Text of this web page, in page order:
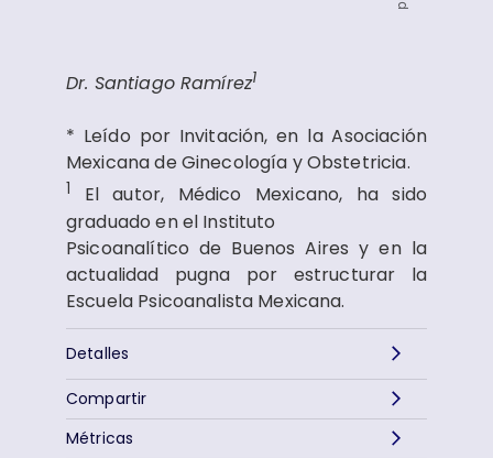
Dr. Santiago Ramírez1
* Leído por Invitación, en la Asociación
Mexicana de Ginecología y Obstetricia.
1
El autor, Médico Mexicano, ha sido
graduado en el Instituto
Psicoanalítico de Buenos Aires y en la
actualidad pugna por estructurar la
Escuela Psicoanalista Mexicana.
Detalles
Métricas
Compartir